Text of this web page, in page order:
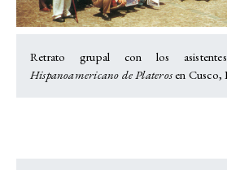
Retrato grupal con los
Hispanoamericano de Platerosen Cusco,